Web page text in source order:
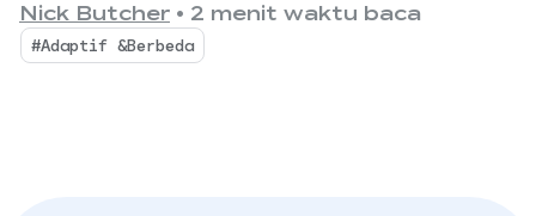
untuk menghadirkan semua fitur, performa, dan
alat yang Anda butuhkan untuk membuat UI yang
luar biasa di berbagai perangkat Android.
Nick Butcher • 2 menit waktu baca
#Adaptif &Berbeda